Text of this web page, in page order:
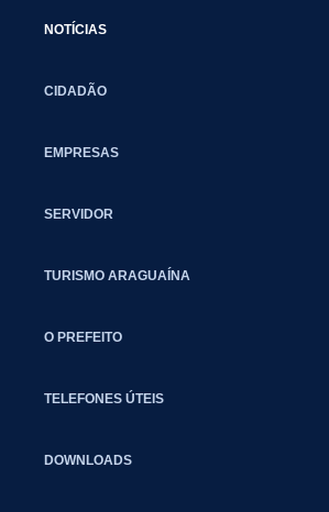
NOTÍCIAS
CIDADÃO
EMPRESAS
SERVIDOR
TURISMO ARAGUAÍNA
O PREFEITO
TELEFONES ÚTEIS
DOWNLOADS